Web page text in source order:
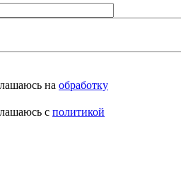
на обработку
с политикой